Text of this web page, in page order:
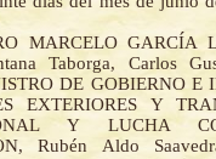
MARCELO GARCÍA
Taborga, Carlos
DE GOBIERNO E
EXTERIORES Y
Y LUCHA
Rubén Aldo